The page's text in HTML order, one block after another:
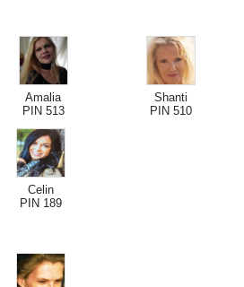
Amalia
PIN 513
Shanti
PIN 510
Celin
PIN 189